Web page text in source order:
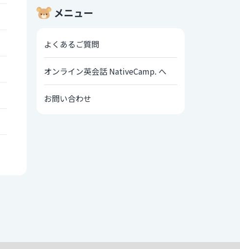
メニュー
よくあるご質問
オンライン英会話 NativeCamp. へ
お問い合わせ